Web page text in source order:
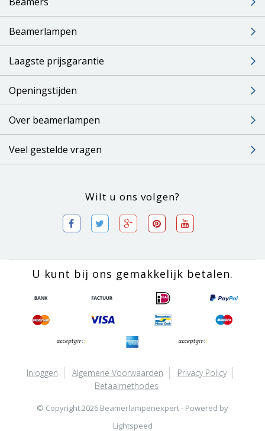
Beamerlampen
Laagste prijsgarantie
Openingstijden
Over beamerlampen
Veel gestelde vragen
Wilt u ons volgen?
U kunt bij ons gemakkelijk betalen.
Inloggen Algemene Voorwaarden
Privacy Policy
Betaalmethodes
© Copyright 2026 Beamerlampenexpert - Powered by
Lightspeed